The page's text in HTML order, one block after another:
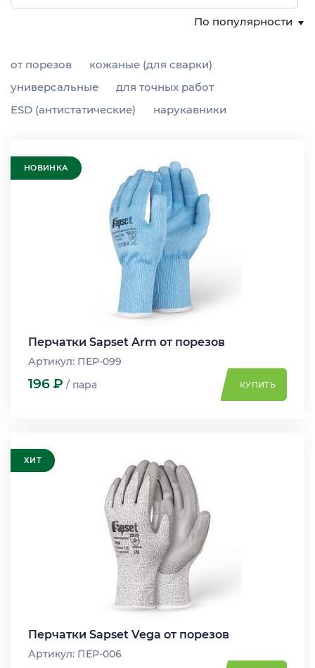
По популярности
от порезов
кожаные (для сварки)
универсальные
для точных работ
ESD (антистатические)
нарукавники
НОВИНКА
Перчатки Sapset Arm от порезов
Артикул: ПЕР-099
196 Р / пара КУПИТЬ
ХИТ
Перчатки Sapset Vega от порезов
Артикул: ПЕР-006